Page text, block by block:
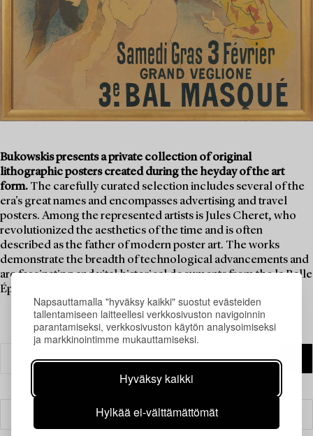
Napsauttamalla "hyväksy kaikki" suostut evästeiden
tallentamiseen laitteellesi verkkosivuston navigoinnin
parantamiseksi, verkkosivuston käytön analysoimiseksi
ja markkinointimme mukauttamiseksi.
Hyväksy kaikki
Hylkää ei-välttämättömät
Bukowskis presents a private collection of original
lithographic posters created during the heyday of the art
form. The carefully curated selection includes several of the
era's great names and encompasses advertising and travel
posters. Among the represented artists is Jules Cheret, who
revolutionized the aesthetics of the time and is often
described as the father of modern poster art. The works
demonstrate the breadth of technological advancements and
are fascinating and vital historical documents from the la Belle
Époque.
Suodatin